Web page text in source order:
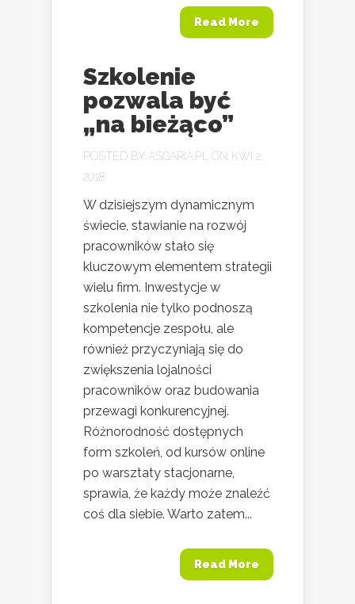
Read More
Szkolenie
pozwala być
„na bieżąco”
POSTED BY ASGARIA.PL
ON KWI 2,
2018
W dzisiejszym dynamicznym
świecie, stawianie na rozwój
pracowników stało się
kluczowym elementem strategii
wielu firm. Inwestycje w
szkolenia nie tylko podnoszą
kompetencje zespołu, ale
również przyczyniają się do
zwiększenia lojalności
pracowników oraz budowania
przewagi konkurencyjnej.
Różnorodność dostępnych
form szkoleń, od kursów online
po warsztaty stacjonarne,
sprawia, że każdy może znaleźć
coś dla siebie. Warto zatem...
Read More